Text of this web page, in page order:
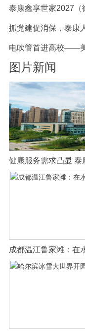
泰康鑫享世家2027（
抓党建促消保，泰康
电吹管首进高校——
图片新闻
健康服务需求凸显 泰
成都温江鲁家滩：在